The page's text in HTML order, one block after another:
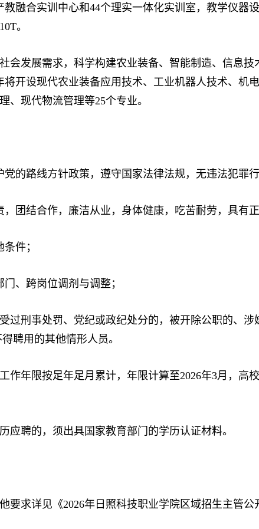
融合实训中心和44个理实一体化实训室，教学仪器
。
发展需求，科学构建农业装备、智能制造、信息技
将开设现代农业装备应用技术、工业机器人技术、机
、现代物流管理等25个专业。
路线方针政策，遵守国家法律法规，无违法犯罪行
结合作，廉洁从业，身体健康，吃苦耐劳，具有正
件；
、跨岗位调剂与调整；
刑事处罚、党纪或政纪处分的，被开除公职的、涉
聘用的其他情形人员。
年限按足年足月累计，年限计算至2026年3月，高
聘的，须出具国家教育部门的学历认证材料。
求详见《2026年日照科技职业学院区域招生主管公